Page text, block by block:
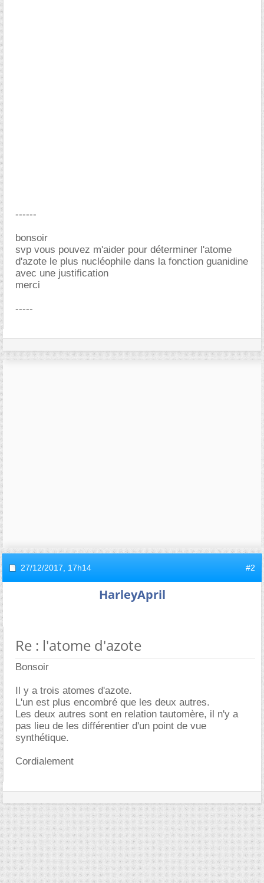
------
bonsoir
svp vous pouvez m'aider pour déterminer l'atome
d'azote le plus nucléophile dans la fonction guanidine
avec une justification
merci
-----
27/12/2017, 17h14 #2
HarleyApril
Re : l'atome d'azote
Bonsoir
Il y a trois atomes d'azote.
L'un est plus encombré que les deux autres.
Les deux autres sont en relation tautomère, il n'y a
pas lieu de les différentier d'un point de vue
synthétique.
Cordialement